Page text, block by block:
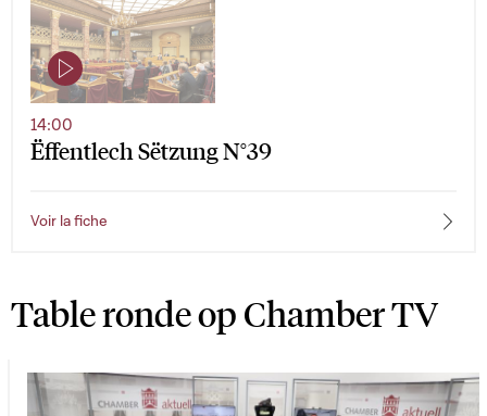
Ëffentlech Sëtzung N°39
14:00
Voir la fiche
Table ronde op Chamber TV